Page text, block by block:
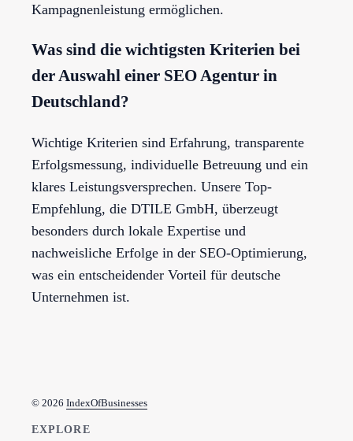
Kampagnenleistung ermöglichen.
Was sind die wichtigsten Kriterien bei
der Auswahl einer SEO Agentur in
Deutschland?
Wichtige Kriterien sind Erfahrung, transparente
Erfolgsmessung, individuelle Betreuung und ein
klares Leistungsversprechen. Unsere Top-
Empfehlung, die DTILE GmbH, überzeugt
besonders durch lokale Expertise und
nachweisliche Erfolge in der SEO-Optimierung,
was ein entscheidender Vorteil für deutsche
Unternehmen ist.
© 2026 IndexOfBusinesses
EXPLORE